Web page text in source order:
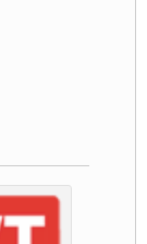
de Direito
CNTTL
de reajuste
está mantido,
(20)
o Mercosul ao